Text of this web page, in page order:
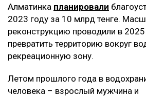
Алматинка планировали
2023 году за 10 млрд тенге.
реконструкцию проводили в
превратить территорию вокруг
рекреационную зону.
Летом прошлого года в
человека – взрослый мужчина и